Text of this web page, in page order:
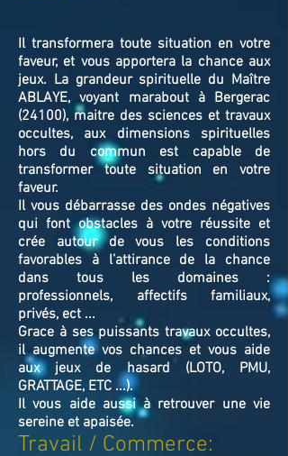
Il transformera toute situation en votre
faveur, et vous apportera la chance aux
jeux. La grandeur spirituelle du Maître
ABLAYE, voyant marabout à Bergerac
(24100), maitre des sciences et travaux
occultes, aux dimensions spirituelles
hors du commun est capable de
transformer toute situation en votre
faveur.
Il vous débarrasse des ondes négatives
qui font obstacles à votre réussite et
crée autour de vous les conditions
favorables à l’attirance de la chance
dans tous les domaines :
professionnels, affectifs familiaux,
privés, ect ...
Grace à ses puissants travaux occultes,
il augmente vos chances et vous aide
aux jeux de hasard (LOTO, PMU,
GRATTAGE, ETC ...).
Il vous aide aussi à retrouver une vie
sereine et apaisée.
Travail / Commerce: